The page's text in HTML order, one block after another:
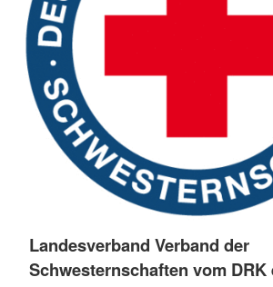
Landesverband Verband der
Schwesternschaften vom DRK